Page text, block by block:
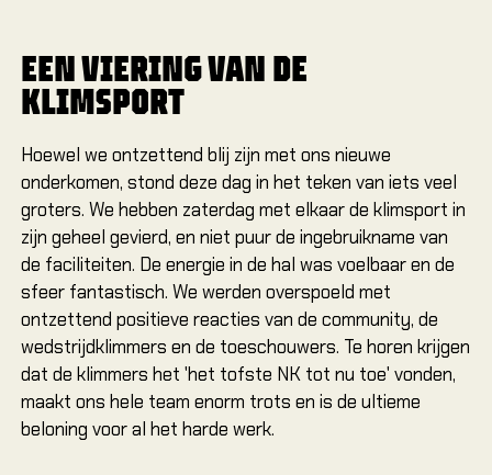
Jeugd
EEN VIERING VAN DE
KLIMSPORT
Hoewel we ontzettend blij zijn met ons nieuwe
onderkomen, stond deze dag in het teken van iets veel
groters. We hebben zaterdag met elkaar de klimsport in
zijn geheel gevierd, en niet puur de ingebruikname van
de faciliteiten. De energie in de hal was voelbaar en de
sfeer fantastisch. We werden overspoeld met
ontzettend positieve reacties van de community, de
wedstrijdklimmers en de toeschouwers. Te horen krijgen
dat de klimmers het 'het tofste NK tot nu toe' vonden,
maakt ons hele team enorm trots en is de ultieme
beloning voor al het harde werk.